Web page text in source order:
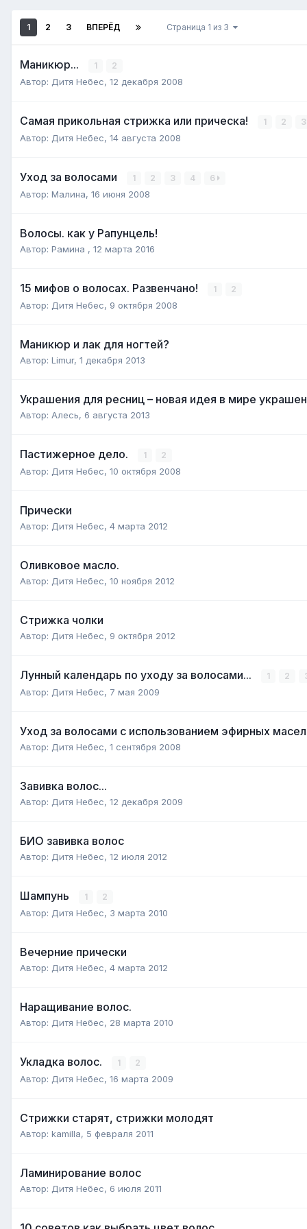
1 2 3 ВПЕРЁД Страница 1 из 3
Маникюр... 1 2
Автор: Дитя Небес, 12 декабря 2008
Самая прикольная стрижка или прическа! 1 2 3
Автор: Дитя Небес, 14 августа 2008
Уход за волосами 1 2 3 4 6
Автор: Малина, 16 июня 2008
Волосы. как у Рапунцель!
Автор: Рамина , 12 марта 2016
15 мифов о волосах. Развенчано! 1 2
Автор: Дитя Небес, 9 октября 2008
Маникюр и лак для ногтей?
Автор: Limur, 1 декабря 2013
Украшения для ресниц – новая идея в мире
Автор: Алесь, 6 августа 2013
Пастижерное дело. 1 2
Автор: Дитя Небес, 10 октября 2008
Прически
Автор: Дитя Небес, 4 марта 2012
Оливковое масло.
Автор: Дитя Небес, 10 ноября 2012
Стрижка чолки
Автор: Дитя Небес, 9 октября 2012
Лунный календарь по уходу за волосами... 1 2
Автор: Дитя Небес, 7 мая 2009
Уход за волосами с использованием эфирных
Автор: Дитя Небес, 1 сентября 2008
Завивка волос...
Автор: Дитя Небес, 12 декабря 2009
БИО завивка волос
Автор: Дитя Небес, 12 июля 2012
Шампунь 1 2
Автор: Дитя Небес, 3 марта 2010
Вечерние прически
Автор: Дитя Небес, 4 марта 2012
Наращивание волос.
Автор: Дитя Небес, 28 марта 2010
Укладка волос. 1 2
Автор: Дитя Небес, 16 марта 2009
Стрижки старят, стрижки молодят
Автор: kamilla, 5 февраля 2011
Ламинирование волос
Автор: Дитя Небес, 6 июля 2011